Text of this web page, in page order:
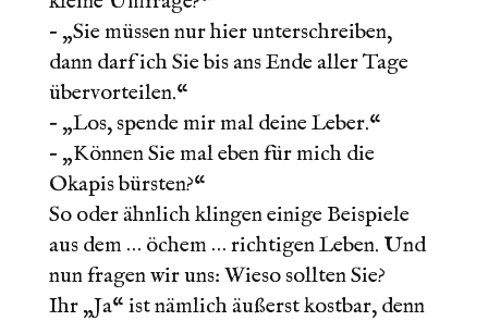
– „Sie müssen nur hier unterschreiben,
dann darf ich Sie bis ans Ende aller Tage
übervorteilen.“
– „Los, spende mir mal deine Leber.“
– „Können Sie mal eben für mich die
Okapis bürsten?“
So oder ähnlich klingen einige Beispiele
aus dem … öchem … richtigen Leben. Und
nun fragen wir uns: Wieso sollten Sie?
Ihr „Ja“ ist nämlich äußerst kostbar, denn